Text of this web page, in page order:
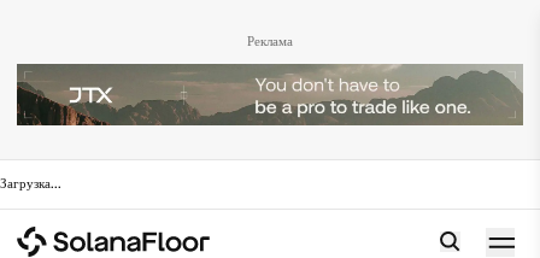
Реклама
Загрузка...